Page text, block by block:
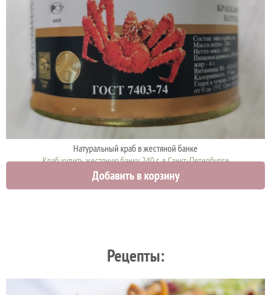
Натуральный краб в жестяной банке
Краб купить жестяную банку 240 г. в Санкт-Петербурге
2570 руб.
Добавить в корзину
Рецепты: